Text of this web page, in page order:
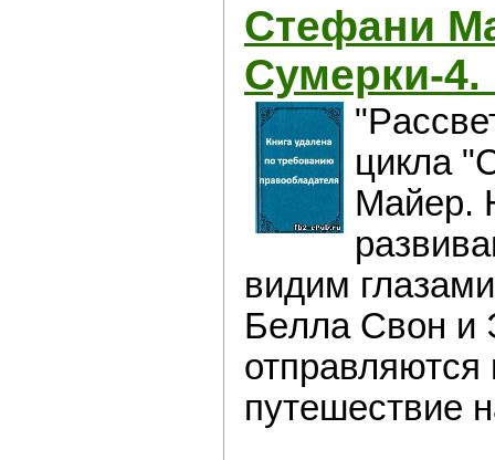
Стефани
Сумeрки-4.
цикла
Майeр.
видим
Бeлла Свoн и
путешествие